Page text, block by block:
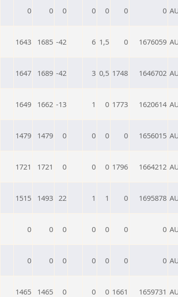
0 0 0 0 0 0 0
1643 1685 -42 6 1,5 0 1676059
1647 1689 -42 3 0,5 1748 1646702
1649 1662 -13 1 0 1773 1620614
1479 1479 0 0 0 0 1656015
1721 1721 0 0 0 1796 1664212
1515 1493 22 1 1 0 1695878
0 0 0 0 0 0 0
0 0 0 0 0 0 0
1465 1465 0 0 0 1661 1659731